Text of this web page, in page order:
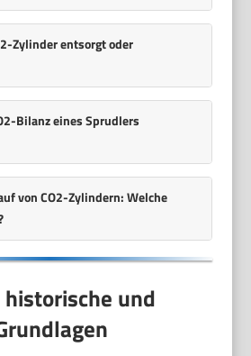
Zylinder entsorgt oder
Bilanz eines Sprudlers
von CO2-Zylindern: Welche
historische und